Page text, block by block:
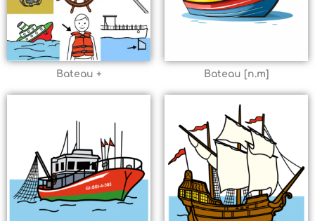
Bateau + Bateau [n.m]